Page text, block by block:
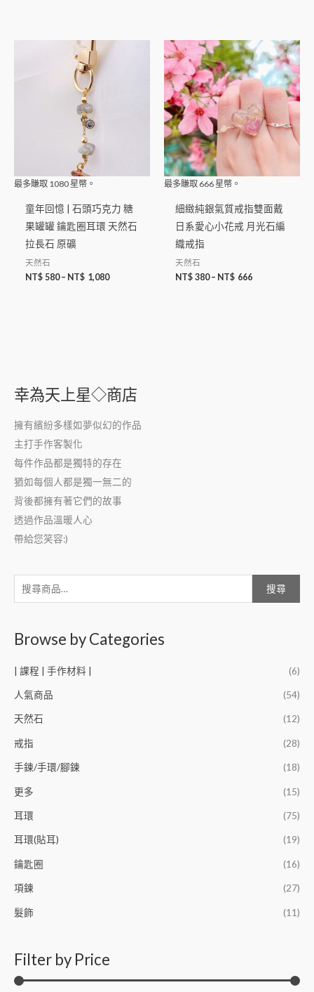
幸為天上星◇商店
擁有繽紛多樣如夢似幻的作品
主打手作客製化
每件作品都是獨特的存在
猶如每個人都是獨一無二的
背後都擁有著它們的故事
透過作品溫暖人心
帶給您笑容:)
搜尋
Browse by Categories
| 課程 | 手作材料 | (6)
人氣商品 (54)
天然石 (12)
戒指 (28)
手鍊/手環/腳鍊 (18)
更多 (15)
耳環 (75)
耳環(貼耳) (19)
鑰匙圈 (16)
項鍊 (27)
髮飾 (11)
Filter by Price
最多賺取 1080 星幣。
童年回憶 | 石頭巧克力 糖
果罐罐 鑰匙圈耳環 天然石
拉長石 原礦
天然石
NT$ 580– NT$ 1,080
最多賺取 666 星幣。
細緻純銀氣質戒指雙面戴
日系愛心小花戒 月光石編
織戒指
天然石
NT$ 380– NT$ 666